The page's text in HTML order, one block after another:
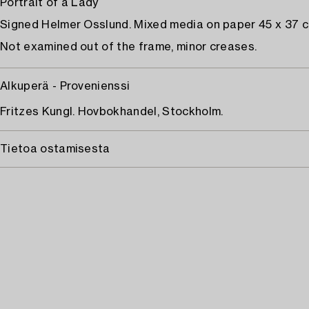
Portrait of a Lady
Signed Helmer Osslund. Mixed media on paper 45 x 37
Not examined out of the frame, minor creases.
Alkuperä - Provenienssi
Fritzes Kungl. Hovbokhandel, Stockholm.
Tietoa ostamisesta